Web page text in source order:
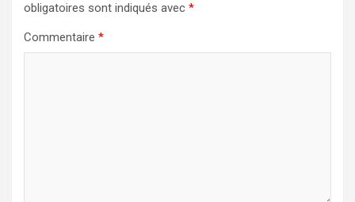
obligatoires sont indiqués avec *
Commentaire *